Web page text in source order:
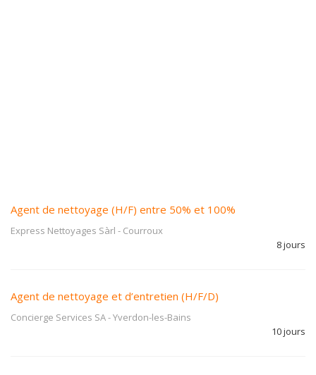
Agent de nettoyage (H/F) entre 50% et 100%
Express Nettoyages Sàrl - Courroux
8 jours
Agent de nettoyage et d’entretien (H/F/D)
Concierge Services SA-Yverdon-les-Bains
10 jours